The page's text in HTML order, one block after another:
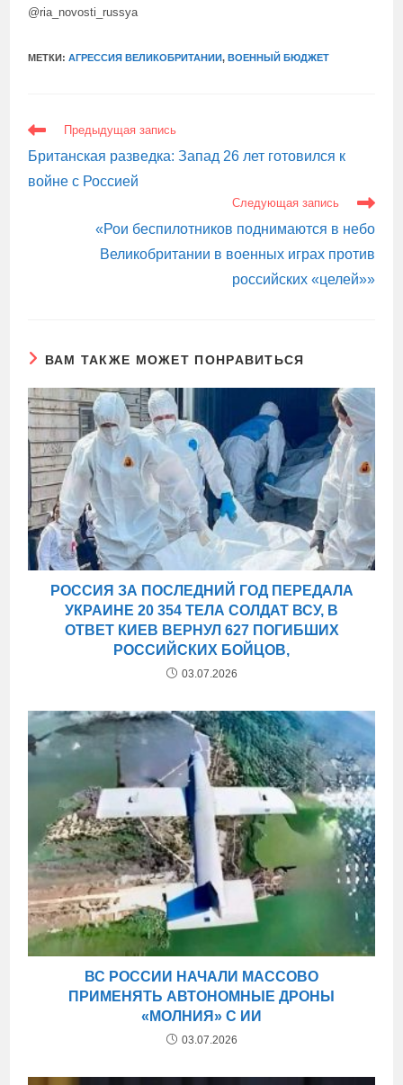
@ria_novosti_russya
МЕТКИ:АГРЕССИЯ ВЕЛИКОБРИТАНИИ, ВОЕННЫЙ БЮДЖЕТ
ЕЩЕ
СТАТЬИ
Предыдущая запись
Британская разведка: Запад 26 лет готовился к
войне с Россией
Следующая запись
«Рои беспилотников поднимаются в небо
Великобритании в военных играх против
российских «целей»»
ВАМ ТАКЖЕ МОЖЕТ ПОНРАВИТЬСЯ
РОССИЯ ЗА ПОСЛЕДНИЙ ГОД ПЕРЕДАЛА
УКРАИНЕ 20 354 ТЕЛА СОЛДАТ ВСУ, В
ОТВЕТ КИЕВ ВЕРНУЛ 627 ПОГИБШИХ
РОССИЙСКИХ БОЙЦОВ,
03.07.2026
ВС РОССИИ НАЧАЛИ МАССОВО
ПРИМЕНЯТЬ АВТОНОМНЫЕ ДРОНЫ
«МОЛНИЯ» С ИИ
03.07.2026